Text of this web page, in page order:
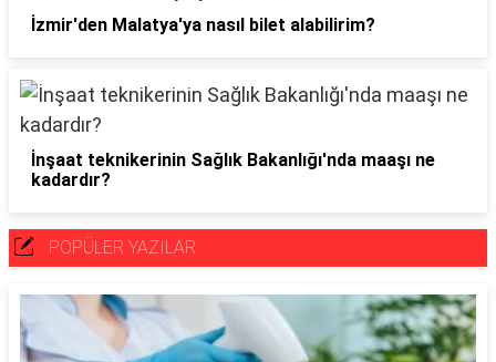
İzmir'den Malatya'ya nasıl bilet alabilirim?
İnşaat teknikerinin Sağlık Bakanlığı'nda maaşı ne
kadardır?
POPÜLER YAZILAR